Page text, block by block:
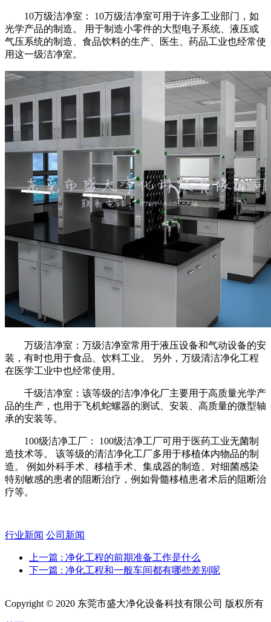
10万级洁净室： 10万级洁净室可用于许多工业部门，如
光学产品的制造。 用于制造小零件的大型电子系统、液压或
气压系统的制造、食品饮料的生产、医生、药品工业也经常使
用这一级洁净室。
万级洁净室：万级洁净室常用于液压设备和气动设备的安
装，有时也用于食品、饮料工业。 另外，万级清洁净化工程
在医学工业中也经常使用。
千级洁净室：该等级的洁净净化厂主要用于高质量光学产
品的生产，也用于飞机蛇螺器的测试、安装、高质量的微型轴
承的安装等。
100级洁净工厂： 100级洁净工厂可用于医药工业无菌制
造技术等。 该等级的清洁净化工厂多用于移植体内物品的制
造。 例如外科手术、移植手术、集成器的制造、对细菌感染
特别敏感的患者的阻断治疗，例如骨髓移植患者术后的阻断治
疗等。
行业新闻 公司新闻
上一篇 : 净化工程的前期准备工作是什么
下一篇 : 净化工程和一般车间都有哪些差别呢
Copyright © 2020 东莞市盛大净化设备科技有限公司 版权所有